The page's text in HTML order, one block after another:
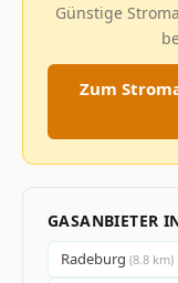
Günstige
Zum
GASANBIETER
Radeburg (8.8 km)